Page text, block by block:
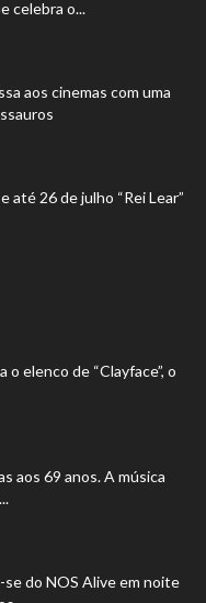
celebra o...
aos cinemas com uma
até 26 de julho “Rei Lear”
o elenco de “Clayface”, o
aos 69 anos. A música
se do NOS Alive em noite